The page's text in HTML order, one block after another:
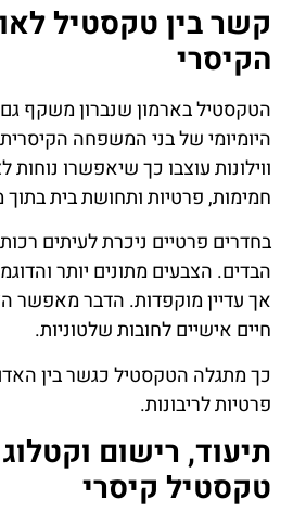
קשר בין טקסטיל
הקיסרי
הטקסטיל בארמון שנברון משקף
היומיומי של בני המשפחה הקיסרית.
ווילונות עוצבו כך שיאפשרו נוחות
חמימות, פרטיות ותחושת בית
בחדרים פרטיים ניכרת לעיתים
הבדים. הצבעים מתונים יותר
אך עדיין מוקפדות. הדבר מאפשר
חיים אישיים לחובות שלטוניות.
כך מתגלה הטקסטיל כגשר בין
פרטיות לריבונות.
תיעוד, רישום
טקסטיל קיסרי